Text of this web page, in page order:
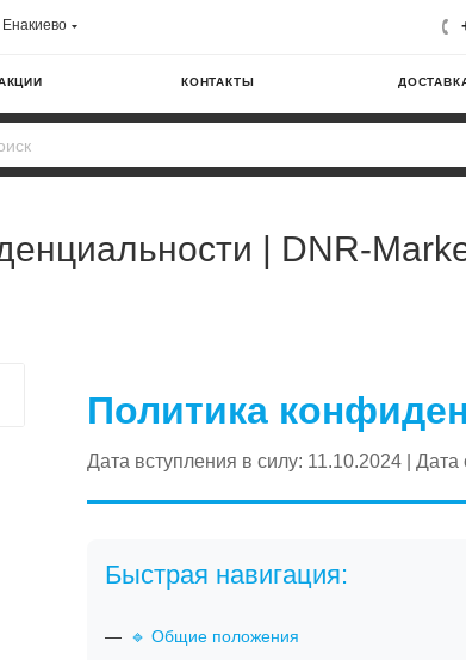
Енакиево
КОНТАКТЫ
| DNR-
Политика
Дата вступления в силу: 11.10.2024 |
Быстрая навигация:
🔹 Общие положения